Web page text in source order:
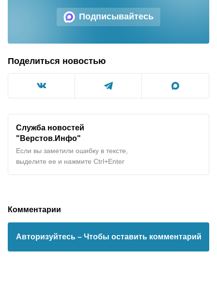
Подписывайтесь
Поделиться новостью
Служба новостей
"Верстов.Инфо"
Если вы заметили ошибку в тексте,
выделите ее и нажмите Ctrl+Enter
Комментарии
Авторизуйтесь – Чтобы оставить комментарий